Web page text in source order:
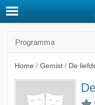
Programma
Home / Gemist / De